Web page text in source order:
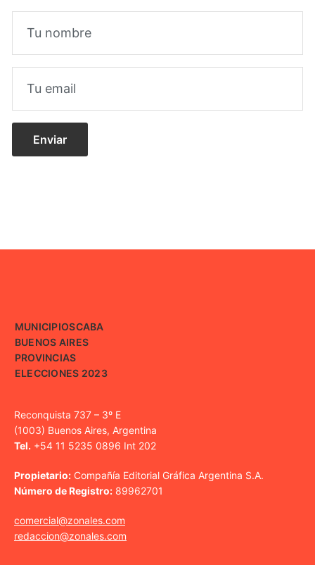
MUNICIPIOSCABA
BUENOS AIRES
PROVINCIAS
ELECCIONES 2023
Reconquista 737 – 3º E
(1003) Buenos Aires, Argentina
Tel. +54 11 5235 0896 Int 202
Propietario: Compañía Editorial Gráfica Argentina S.A.
Número de Registro: 89962701
comercial@zonales.com
redaccion@zonales.com